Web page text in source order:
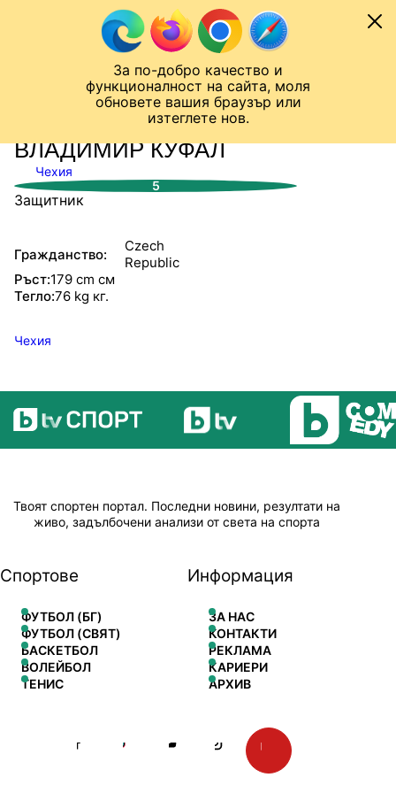
За по-добро качество и
функционалност на сайта, моля
обновете вашия браузър или
изтеглете нов.
Към съдържанието
Лига на Конференциите
СТАТИСТИКИ
ВЛАДИМИР КУФАЛ
Чехия
5
Защитник
Гражданство:
Czech
Republic
Ръст:179 cm см
Тегло:76 kg кг.
Чехия
Твоят спортен портал. Последни новини, резултати на
живо, задълбочени анализи от света на спорта
Спортове
ФУТБОЛ (БГ)
ФУТБОЛ (СВЯТ)
БАСКЕТБОЛ
ВОЛЕЙБОЛ
ТЕНИС
Информация
ЗА НАС
КОНТАКТИ
РЕКЛАМА
КАРИЕРИ
АРХИВ